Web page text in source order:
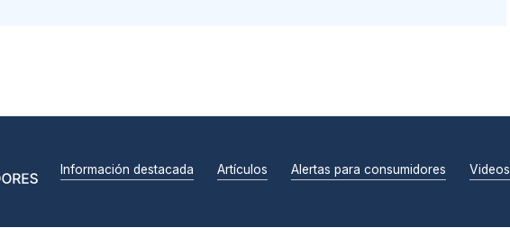
Información destacada Artículos Alertas para consumidores Videos